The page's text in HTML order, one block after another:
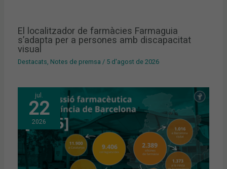
El localitzador de farmàcies Farmaguia
s’adapta per a persones amb discapacitat
visual
Destacats, Notes de premsa / 5 d'agost de 2026
jul.
22
2026